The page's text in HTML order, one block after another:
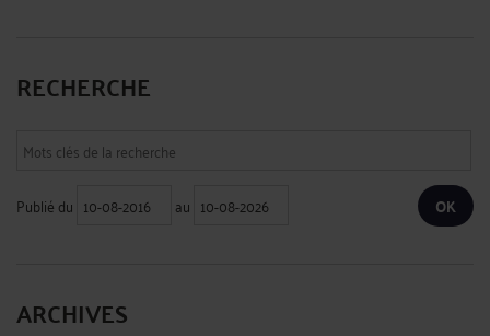
RECHERCHE
Publié du au
ARCHIVES